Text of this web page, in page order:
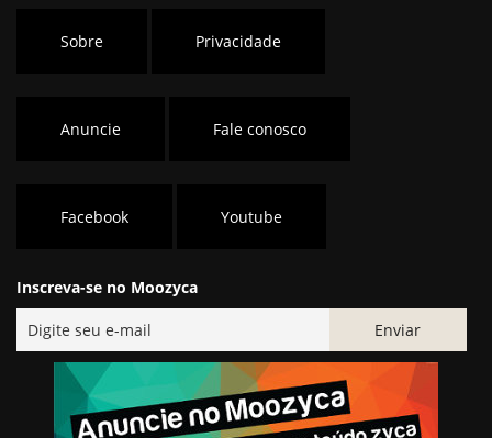
Sobre Privacidade
Anuncie Fale conosco
Facebook Youtube
Inscreva-se no Moozyca